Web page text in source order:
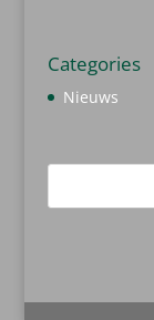
Categories
Nieuws